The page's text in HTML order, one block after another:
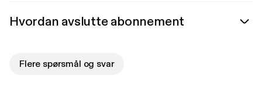
Hvordan avslutte abonnement
Flere spørsmål og svar